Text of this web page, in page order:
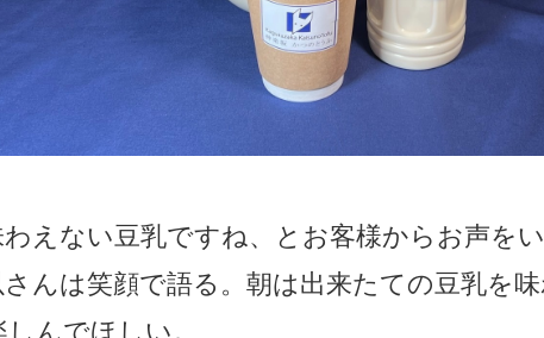
わえない豆乳ですね、とお客様からお声を
んは笑顔で語る。朝は出来たての豆乳を
んでほしい。